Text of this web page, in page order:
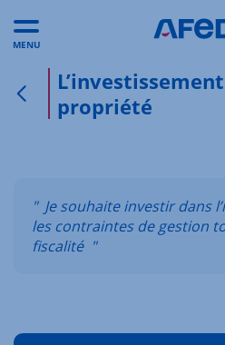
MENU
Retour à la page précédente
propriété
" Je souhaite investir dans
les contraintes de gestion
fiscalité "